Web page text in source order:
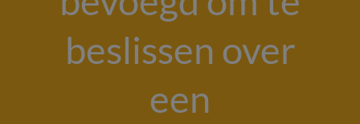
beslissen over
een